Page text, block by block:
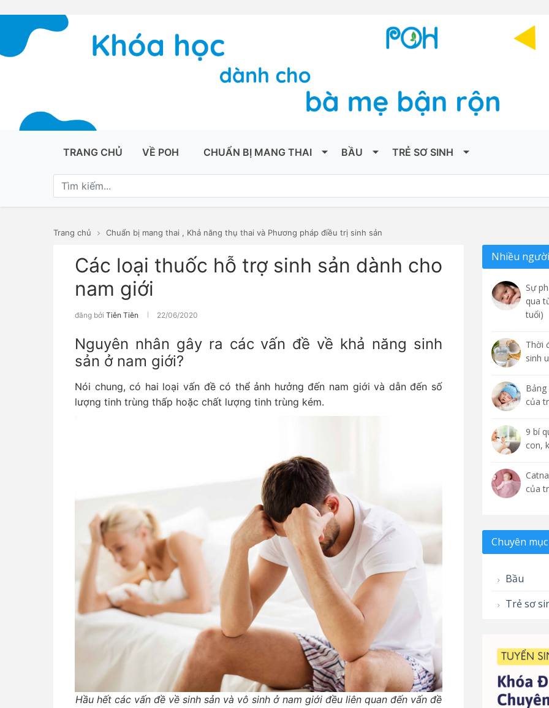
TRANG CHỦ VỀ POH CHUẨN BỊ MANG THAI BẦU TRẺ SƠ SINH
Trang chủ Chuẩn bị mang thai , Khả năng thụ thai và Phương pháp điều trị sinh sản
Các loại thuốc hỗ trợ sinh sản dành cho
nam giới
đăng bởi Tiên Tiên 22/06/2020
Nguyên nhân gây ra các vấn đề về khả năng sinh
sản ở nam giới?
Nói chung, có hai loại vấn đề có thể ảnh hưởng đến nam giới và dẫn đến số
lượng tinh trùng thấp hoặc chất lượng tinh trùng kém.
Hầu hết các vấn đề về sinh sản và vô sinh ở nam giới đều liên quan đến vấn đề
Nhiều
Sự
qua
tuổi)
Thời
sinh
Bảng
của
9 bí
con,
của
Chuyên
Bầu
Trẻ sơ